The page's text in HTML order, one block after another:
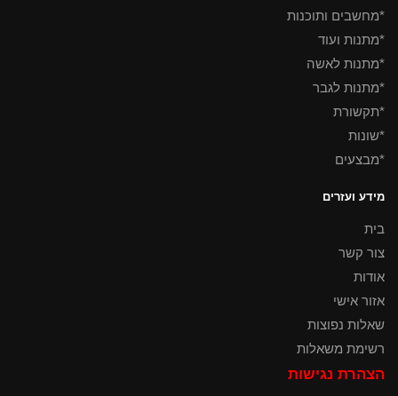
*מחשבים ותוכנות
*מתנות ועוד
*מתנות לאשה
*מתנות לגבר
*תקשורת
*שונות
*מבצעים
מידע ועזרים
בית
צור קשר
אודות
אזור אישי
שאלות נפוצות
רשימת משאלות
הצהרת נגישות